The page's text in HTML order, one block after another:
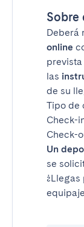
Sobre
Deberá
online
las
de su
Tipo de
Check-
Check-
Un
se